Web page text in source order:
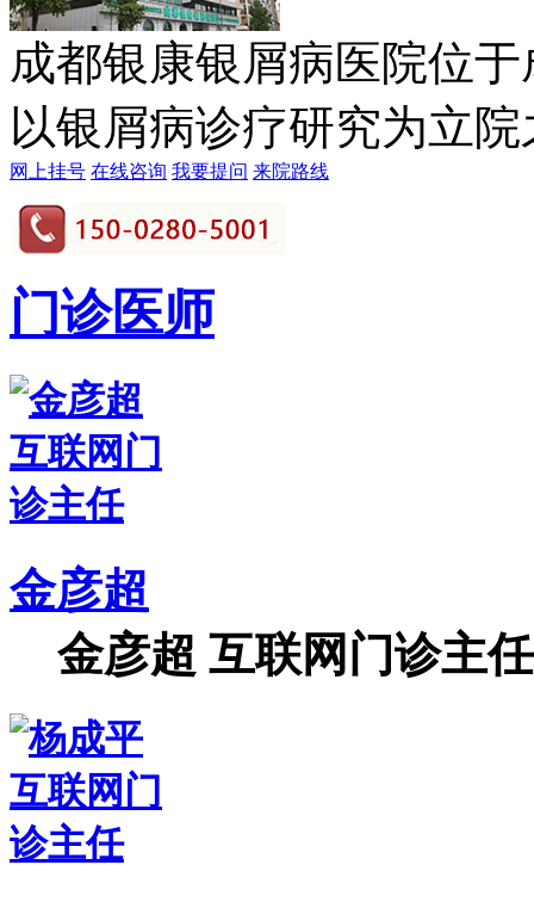
成都银康银屑病医院位
以银屑病诊疗研究为立院
网上挂号 在线咨询 我要提问 来院路线
门诊医师
金彦超
金彦超 互联网门诊主